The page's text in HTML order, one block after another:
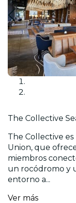
The Collective
The Collective
Union, que
miembros
un rocódromo y
entorno a...
Ver más